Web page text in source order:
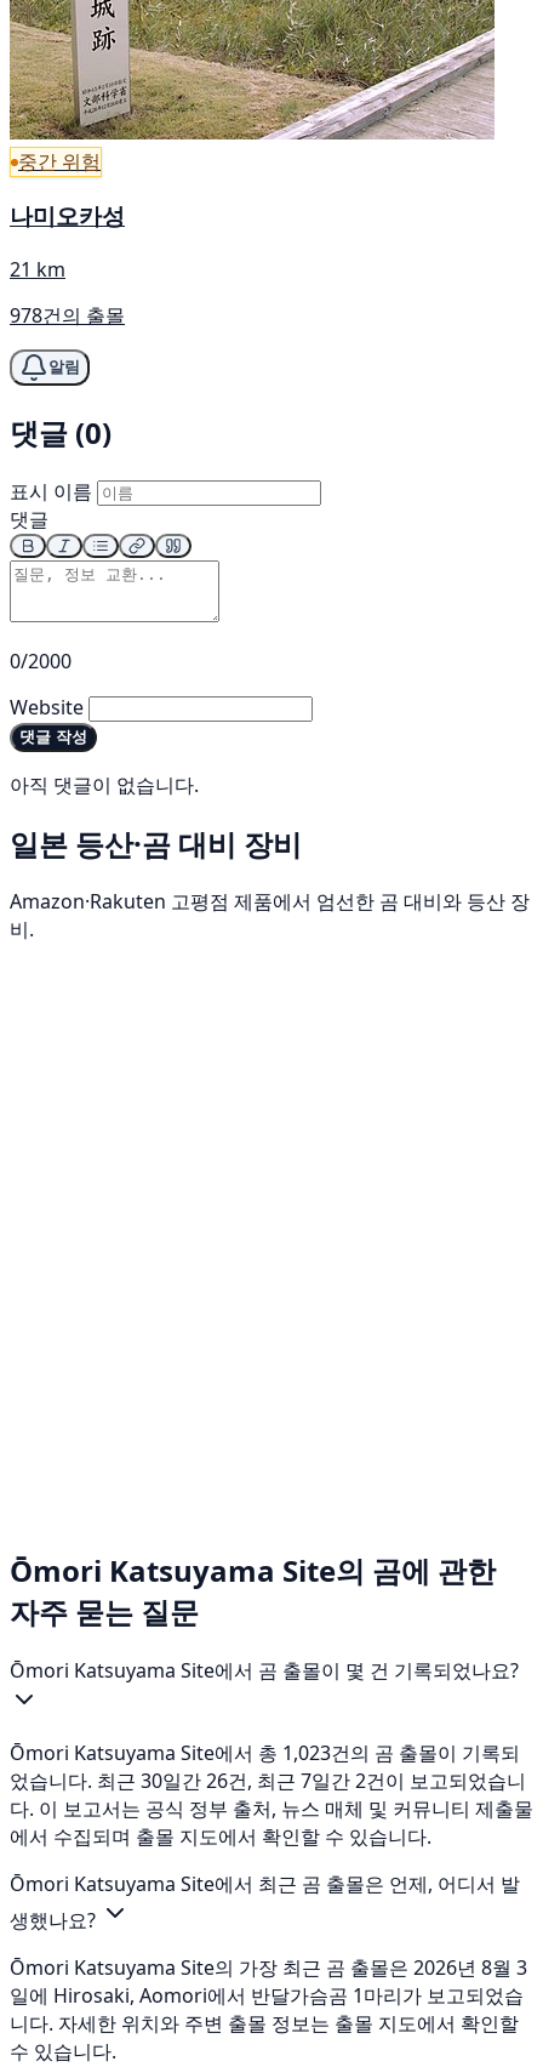
중간 위험
나미오카성
21 km
978건의 출몰
알림
댓글 (0)
표시 이름
댓글
0/2000
Website
댓글 작성
아직 댓글이 없습니다.
일본 등산·곰 대비 장비
Amazon·Rakuten 고평점 제품에서 엄선한 곰 대비와 등산 장
비.
Ōmori Katsuyama Site의 곰에 관한
자주 묻는 질문
Ōmori Katsuyama Site에서 곰 출몰이 몇 건 기록되었나요?
Ōmori Katsuyama Site에서 총 1,023건의 곰 출몰이 기록되
었습니다. 최근 30일간 26건, 최근 7일간 2건이 보고되었습니
다. 이 보고서는 공식 정부 출처, 뉴스 매체 및 커뮤니티 제출물
에서 수집되며 출몰 지도에서 확인할 수 있습니다.
Ōmori Katsuyama Site에서 최근 곰 출몰은 언제, 어디서 발
생했나요?
Ōmori Katsuyama Site의 가장 최근 곰 출몰은 2026년 8월 3
일에 Hirosaki, Aomori에서 반달가슴곰 1마리가 보고되었습
니다. 자세한 위치와 주변 출몰 정보는 출몰 지도에서 확인할
수 있습니다.